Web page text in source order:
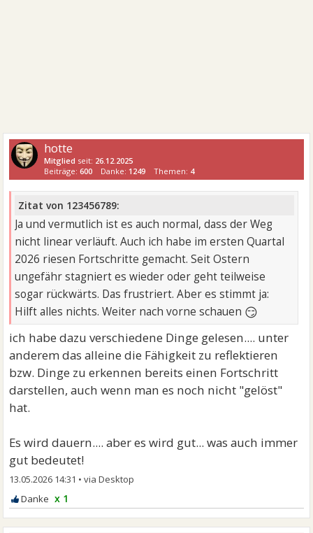
hotte
Mitglied seit: 26.12.2025
Beiträge:600 Danke: 1249 Themen: 4
Zitat von 123456789:
Ja und vermutlich ist es auch normal, dass der Weg
nicht linear verläuft. Auch ich habe im ersten Quartal
2026 riesen Fortschritte gemacht. Seit Ostern
ungefähr stagniert es wieder oder geht teilweise
sogar rückwärts. Das frustriert. Aber es stimmt ja:
Hilft alles nichts. Weiter nach vorne schauen 😏
ich habe dazu verschiedene Dinge gelesen.... unter
anderem das alleine die Fähigkeit zu reflektieren
bzw. Dinge zu erkennen bereits einen Fortschritt
darstellen, auch wenn man es noch nicht "gelöst"
hat.
Es wird dauern.... aber es wird gut... was auch immer
gut bedeutet!
13.05.2026 14:31 •
x 1